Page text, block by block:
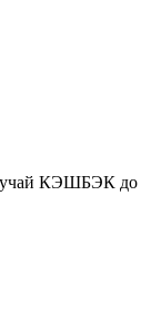
КЭШБЭК до